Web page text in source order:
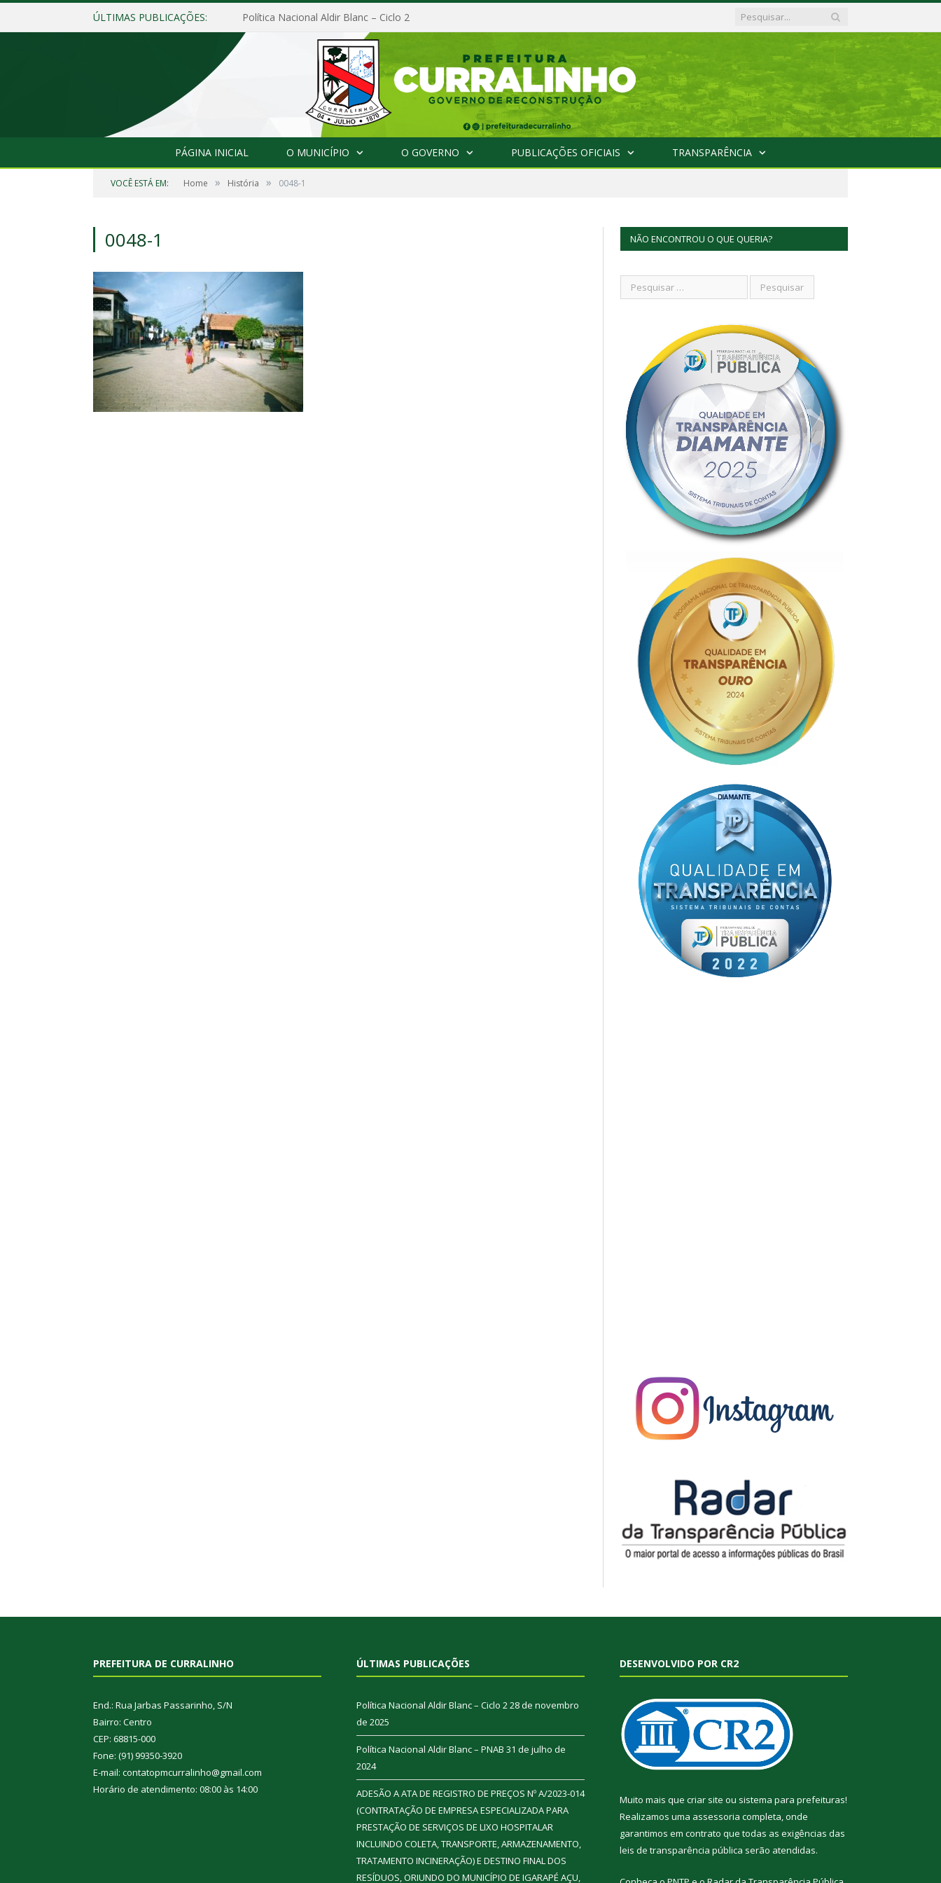
ÚLTIMAS PUBLICAÇÕES: Política Nacional Aldir Blanc – Ciclo 2
PÁGINA INICIAL O MUNICÍPIO O GOVERNO PUBLICAÇÕES OFICIAIS TRANSPARÊNCIA
VOCÊ ESTÁ EM: Home » História » 0048-1
0048-1 NÃO ENCONTROU O QUE QUERIA?
PREFEITURA DE CURRALINHO
End.: Rua Jarbas Passarinho, S/N
Bairro: Centro
CEP: 68815-000
Fone: (91) 99350-3920
E-mail: contatopmcurralinho@gmail.com
Horário de atendimento: 08:00 às 14:00
ÚLTIMAS PUBLICAÇÕES
Política Nacional Aldir Blanc – Ciclo 228 de novembro
de 2025
Política Nacional Aldir Blanc – PNAB 31 de julho de
2024
ADESÃO A ATA DE REGISTRO DE PREÇOS Nº A/2023-014
(CONTRATAÇÃO DE EMPRESA ESPECIALIZADA PARA
PRESTAÇÃO DE SERVIÇOS DE LIXO HOSPITALAR
INCLUINDO COLETA, TRANSPORTE, ARMAZENAMENTO,
TRATAMENTO INCINERAÇÃO) E DESTINO FINAL DOS
RESÍDUOS, ORIUNDO DO MUNICÍPIO DE IGARAPÉ AÇU,
DESENVOLVIDO POR CR2
Muito mais que criar site ou sistema para prefeituras!
Realizamos uma assessoria completa, onde
garantimos em contrato que todas as exigências das
leis de transparência pública serão atendidas.